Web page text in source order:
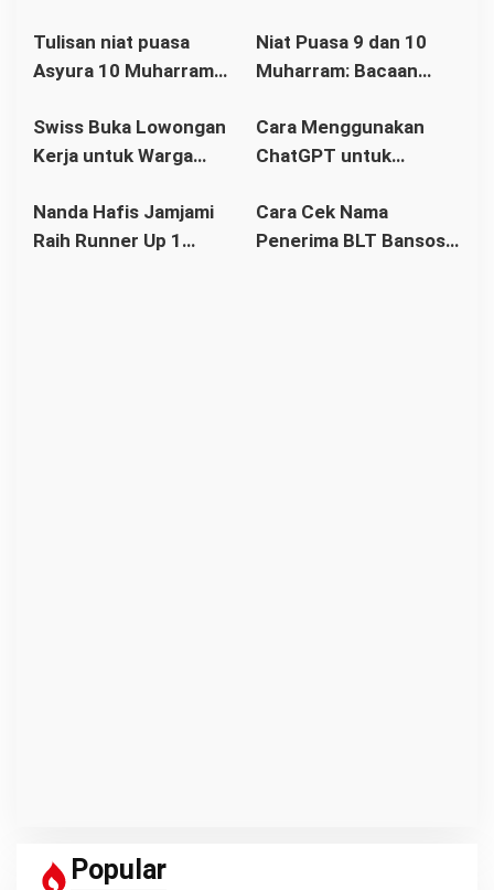
Menyentuh Hati
Penerima BPNT dan
PKH Lewat HP
Tulisan niat puasa
Asyura 10 Muharram
Artinya
Niat Puasa 9 dan 10
Muharram: Bacaan
Bahasa Arab, Latin dan
Artinya Lengkap
Swiss Buka Lowongan
Kerja untuk Warga
Cara Menggunakan
ChatGPT untuk
Lengkap dan Mudah
Dipahami
Nanda Hafis Jamjami
Raih Runner Up 1
Cara Cek Nama
Penerima BLT Bansos
Popular